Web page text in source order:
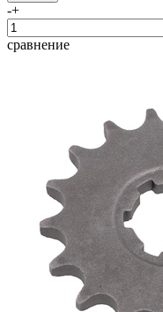
-+
сравнение